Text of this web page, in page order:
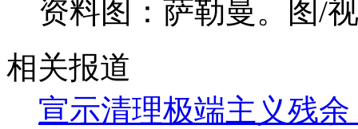
资料图：萨勒曼。图/
相关报道
宣示清理极端主义残